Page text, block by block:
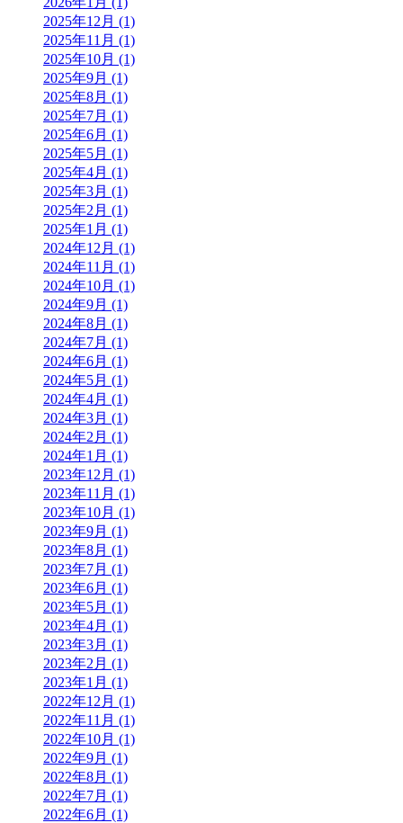
2025年12月 (1)
2025年11月 (1)
2025年10月 (1)
2025年9月 (1)
2025年8月 (1)
2025年7月 (1)
2025年6月 (1)
2025年5月 (1)
2025年4月 (1)
2025年3月 (1)
2025年2月 (1)
2025年1月 (1)
2024年12月 (1)
2024年11月 (1)
2024年10月 (1)
2024年9月 (1)
2024年8月 (1)
2024年7月 (1)
2024年6月 (1)
2024年5月 (1)
2024年4月 (1)
2024年3月 (1)
2024年2月 (1)
2024年1月 (1)
2023年12月 (1)
2023年11月 (1)
2023年10月 (1)
2023年9月 (1)
2023年8月 (1)
2023年7月 (1)
2023年6月 (1)
2023年5月 (1)
2023年4月 (1)
2023年3月 (1)
2023年2月 (1)
2023年1月 (1)
2022年12月 (1)
2022年11月 (1)
2022年10月 (1)
2022年9月 (1)
2022年8月 (1)
2022年7月 (1)
2022年6月 (1)